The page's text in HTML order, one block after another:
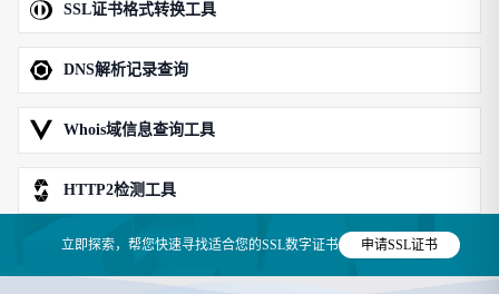
SSL证书格式转换工具
DNS解析记录查询
Whois域信息查询工具
HTTP2检测工具
立即探索，帮您快速寻找适合您的SSL数字证书 申请SSL证书